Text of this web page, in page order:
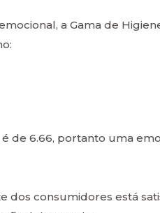
a Gama de
de 6.66, portanto uma
dos consumidores está